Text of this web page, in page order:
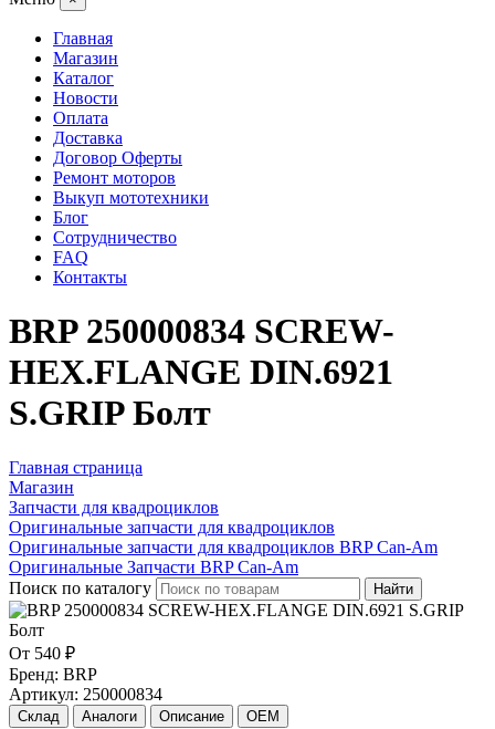
Главная
Магазин
Каталог
Новости
Оплата
Доставка
Договор Оферты
Ремонт моторов
Выкуп мототехники
Блог
Сотрудничество
FAQ
Контакты
BRP 250000834 SCREW-
HEX.FLANGE DIN.6921
S.GRIP Болт
Главная страница
Магазин
Запчасти для квадроциклов
Оригинальные запчасти для квадроциклов
Оригинальные запчасти для квадроциклов BRP Can-Am
Оригинальные Запчасти BRP Can-Am
Поиск по каталогу
Найти
От 540 ₽
Бренд: BRP
Артикул: 250000834
Склад Аналоги Описание OEM